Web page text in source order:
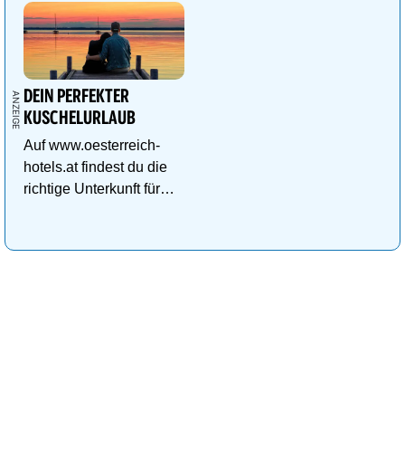
DEIN PERFEKTER
KUSCHELURLAUB
Auf www.oesterreich-
hotels.at findest du die
richtige Unterkunft für